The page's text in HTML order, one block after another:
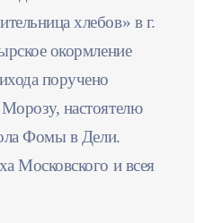
хлебов» в г.
окормление
поручено
настоятелю
Фомы в Дели.
Московского и всея